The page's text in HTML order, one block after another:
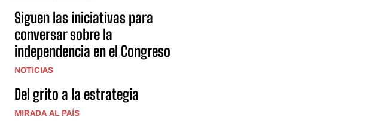
Siguen las iniciativas para
conversar sobre la
independencia en el Congreso
NOTICIAS
Del grito a la estrategia
MIRADA AL PAÍS